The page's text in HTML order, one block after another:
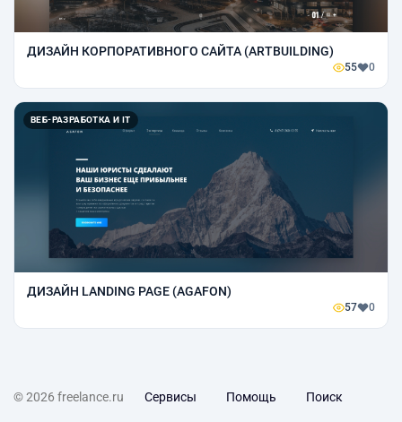
ДИЗАЙН КОРПОРАТИВНОГО САЙТА (ARTBUILDING)
55 0
ВЕБ-РАЗРАБОТКА И IT
ДИЗАЙН LANDING PAGE (AGAFON)
57 0
© 2026 freelance.ru Сервисы Помощь Поиск